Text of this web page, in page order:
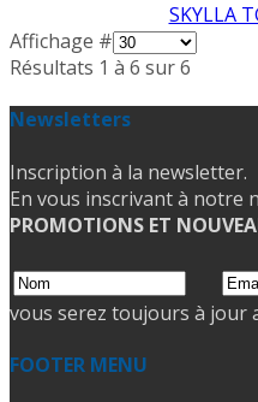
SKYLLA
Affichage #
Résultats 1 à 6 sur 6
Newsletters
Inscription à la newsletter.
En vous inscrivant à notre
PROMOTIONS ET
vous serez toujours à jour
FOOTER MENU